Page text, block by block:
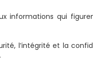
informations qui
l’intégrité et la